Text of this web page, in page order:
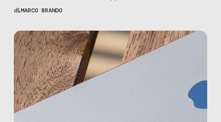
preistoria degli scali aerei pugliesi. All’epoca quello del
all’Aeroporto del Salento, nel brindisino. Mentre a Foggia il
minuscolo […]
diMARCO BRANDO